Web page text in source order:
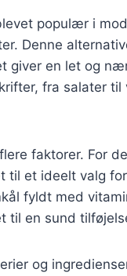
populær i
Denne
giver en let og
fra salater til
faktorer. For
til et ideelt valg
fyldt med
til en sund
og